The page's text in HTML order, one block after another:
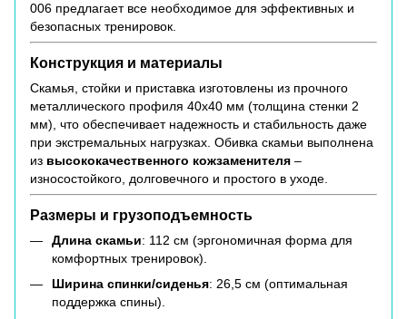
006 предлагает все необходимое для эффективных и
безопасных тренировок.
Конструкция и материалы
Скамья, стойки и приставка изготовлены из прочного
металлического профиля 40x40 мм (толщина стенки 2
мм), что обеспечивает надежность и стабильность даже
при экстремальных нагрузках. Обивка скамьи выполнена
из высококачественного кожзаменителя –
износостойкого, долговечного и простого в уходе.
Размеры и грузоподъемность
Длина скамьи: 112 см (эргономичная форма для
комфортных тренировок).
Ширина спинки/сиденья: 26,5 см (оптимальная
поддержка спины).